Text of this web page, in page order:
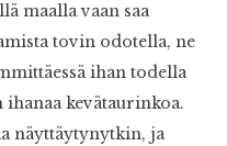
maalla vaan saa
tovin odotella, ne
ihan todella
kevätaurinkoa.
näyttäytynytkin, ja